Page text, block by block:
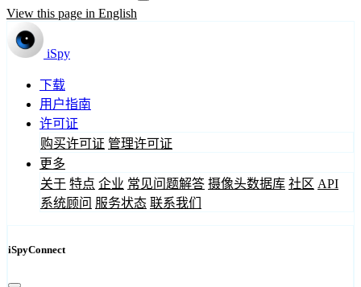
View this page in English
iSpy
下载
用户指南
许可证
购买许可证 管理许可证
更多
关于 特点 企业 常见问题解答 摄像头数据库 社区 API
系统顾问 服务状态 联系我们
iSpyConnect